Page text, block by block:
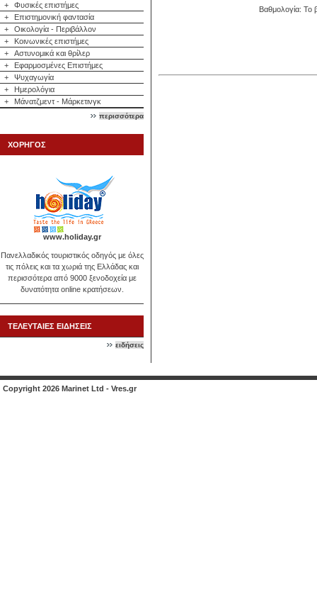
+
Φυσικές επιστήμες
+
Επιστημονική φαντασία
+
Οικολογία - Περιβάλλον
+
Κοινωνικές επιστήμες
+
Αστυνομικά και θρίλερ
+
Εφαρμοσμένες Επιστήμες
+
Ψυχαγωγία
+
Ημερολόγια
+
Μάνατζμεντ - Μάρκετινγκ
περισσότερα
ΧΟΡΗΓΟΣ
www.holiday.gr
Πανελλαδικός τουριστικός οδηγός με όλες
τις πόλεις και τα χωριά της Ελλάδας και
περισσότερα από 9000 ξενοδοχεία με
δυνατότητα online κρατήσεων.
ΤΕΛΕΥΤΑΙΕΣ ΕΙΔΗΣΕΙΣ
ειδήσεις
Βαθμολογία: Το
Copyright 2026 Marinet Ltd - Vres.gr